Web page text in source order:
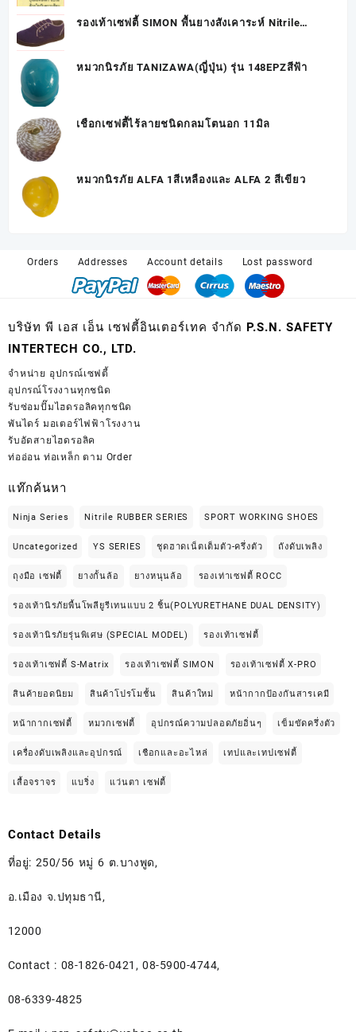
รองเท้าเซฟตี้ SIMON พื้นยางสังเคาระห์ Nitrile
หมวกนิรภัย TANIZAWA(ญี่ปุ่น) รุ่น 148EPZสีฟ้า
เชือกเซฟตี้ไร้ลายชนิดกลมโตนอก 11มิล
หมวกนิรภัย ALFA 1สีเหลืองและ ALFA 2 สีเขียว
Orders Addresses Account details Lost password
บริษัท พี เอส เอ็น เซฟตี้อินเตอร์เทค จำกัด P.S.N. SAFETY
INTERTECH CO., LTD.
จำหน่าย อุปกรณ์เซฟตี้
อุปกรณ์โรงงานทุกชนิด
รับซ่อมปั๊มไฮดรอลิคทุกชนิด
พันไดร์ มอเตอร์ไฟฟ้าโรงงาน
รับอัดสายไฮดรอลิค
ท่ออ่อน ท่อเหล็ก ตาม Order
แท๊กค้นหา
Ninja Series Nitrile RUBBER SERIES SPORT WORKING SHOES
Uncategorized YS SERIES ชุดฮาดเน็ตเต็มตัว-ครึ่งตัว ถังดับเพลิง
ถุงมือ เซฟตี้ ยางกั้นล้อ ยางหนุนล้อ รองเท่าเซฟตี้ ROCC
รองเท้านิรภัยพื้นโพลียูรีเทนแบบ 2 ชิ้น(POLYURETHANE DUAL DENSITY)
รองเท้านิรภัยรุ่นพิเศษ (SPECIAL MODEL) รองเท้าเซฟตี้
รองเท้าเซฟตี้ S-Matrix รองเท้าเซฟตี้ SIMON รองเท้าเซฟตี้ X-PRO
สินค้ายอดนิยม สินค้าโปรโมชั้น สินค้าใหม่ หน้ากากป้องกันสารเคมี
หน้ากากเซฟตี้ หมวกเซฟตี้ อุปกรณ์ความปลอดภัยอิ่นๆ เข็มขัดครึ่งตัว
เครื่องดับเพลิงและอุปกรณ์ เชือกและอะไหล่ เทปและเทปเซฟตี้
เสื้อจราจร แบริ่ง แว่นตา เซฟตี้
Contact Details
ที่อยู่: 250/56 หมู่ 6 ต.บางพูด,
อ.เมือง จ.ปทุมธานี,
12000
Contact : 08-1826-0421, 08-5900-4744,
08-6339-4825